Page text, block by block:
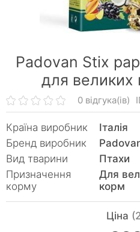
Padovan Stix
для великих
0 відгука(ів)
Країна виробник
Італія
Бренд виробник
Вид тварини
Птахи
Призначення
корму
Для
корм
Ціна